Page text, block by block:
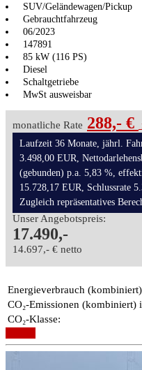
SUV/Geländewagen/Pickup
Gebrauchtfahrzeug
06/2023
147891
85 kW (116 PS)
Diesel
Schaltgetriebe
MwSt ausweisbar
monatliche Rate 288,- €
Laufzeit 36 Monate, jährl.
3.498,00 EUR,
(gebunden) p.a. 5,83 %,
15.728,17 EUR, Schlussrate
Zugleich repräsentatives
Unser Angebotspreis:
17.490,-
14.697,- € netto
Energieverbrauch
CO₂-Emissionen (kombiniert)
CO₂-Klasse: